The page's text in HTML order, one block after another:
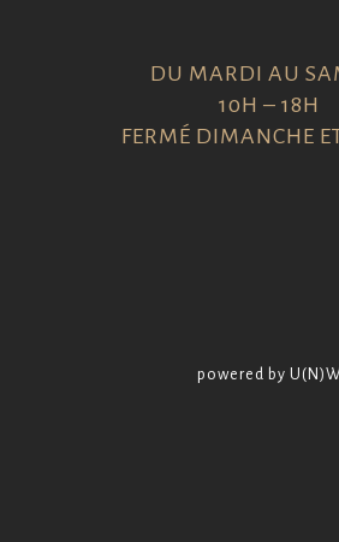
DU MARDI AU
10H – 18H
FERMÉ DIMANCHE
powered by U(N)W